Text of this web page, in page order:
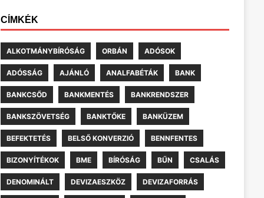
CÍMKÉK
ALKOTMÁNYBÍRÓSÁG ORBÁN ADÓSOK
ADÓSSÁG AJÁNLÓ ANALFABÉTÁK BANK
BANKCSŐD BANKMENTÉS BANKRENDSZER
BANKSZÖVETSÉG BANKTŐKE BANKÜZEM
BEFEKTETÉS BELSŐ KONVERZIÓ BENNFENTES
BIZONYÍTÉKOK BME BÍRÓSÁG BŰN CSALÁS
DENOMINÁLT DEVIZAESZKÖZ DEVIZAFORRÁS